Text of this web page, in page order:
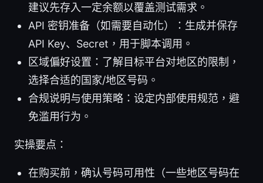
建议先存入一定余额以覆盖测试需求。
API 密钥准备（如需要自动化）：生成并保存
API Key、Secret，用于脚本调用。
区域偏好设置：了解目标平台对地区的限制，
选择合适的国家/地区号码。
合规说明与使用策略：设定内部使用规范，避
免滥用行为。
实操要点：
在购买前，确认号码可用性（一些地区号码在